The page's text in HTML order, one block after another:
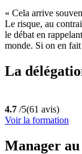
« Cela arrive
Le risque, au
le débat en
monde. Si on en
La
4.7 /5(61 avis)
Voir la formation
Manager